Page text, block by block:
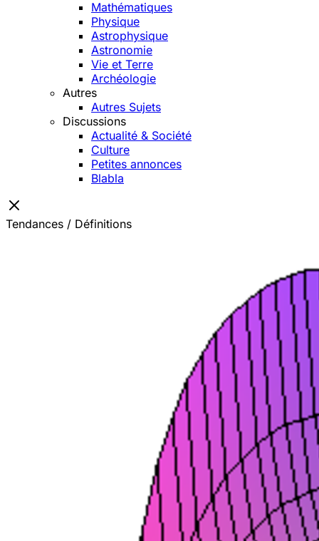
Mathématiques
Physique
Astrophysique
Astronomie
Vie et Terre
Archéologie
Autres
Autres Sujets
Discussions
Actualité & Société
Culture
Petites annonces
Blabla
Tendances / Définitions